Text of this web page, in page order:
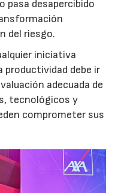
pasa desapercibido
del riesgo.
iniciativa
productividad debe ir
adecuada de
tecnológicos y
comprometer sus